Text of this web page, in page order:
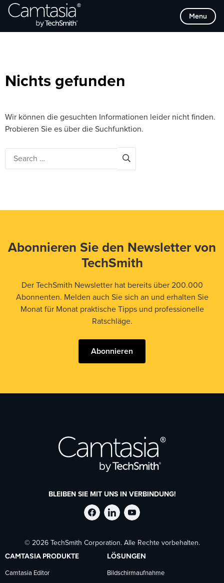
Direkt
zum
Menu
Browse Categories
Nichts gefunden
Wir können die gesuchten Informationen leider nicht finden.
Probieren Sie es über die Suchfunktion.
Abonnieren Sie den Newsletter von
TechSmith
Der TechSmith Newsletter hat bereits über 200.000
Abonnenten. Melden auch Sie sich an und erhalten Sie
Monat für Monat praktische Tipps und professionelle
Ratschläge.
Abonnieren
BLEIBEN SIE MIT UNS IN VERBINDUNG!
TechSmith
auf
Facebook
TechSmith
auf
LinkedIn
TechSmith
auf
YouTube
© 2026 TechSmith Corporation. Alle Rechte vorbehalten.
CAMTASIA PRODUKTE
Camtasia Editor
LÖSUNGEN
Bildschirmaufnahme